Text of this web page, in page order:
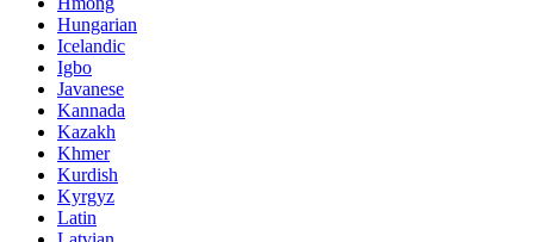
Hungarian
Icelandic
Igbo
Javanese
Kannada
Kazakh
Khmer
Kurdish
Kyrgyz
Latin